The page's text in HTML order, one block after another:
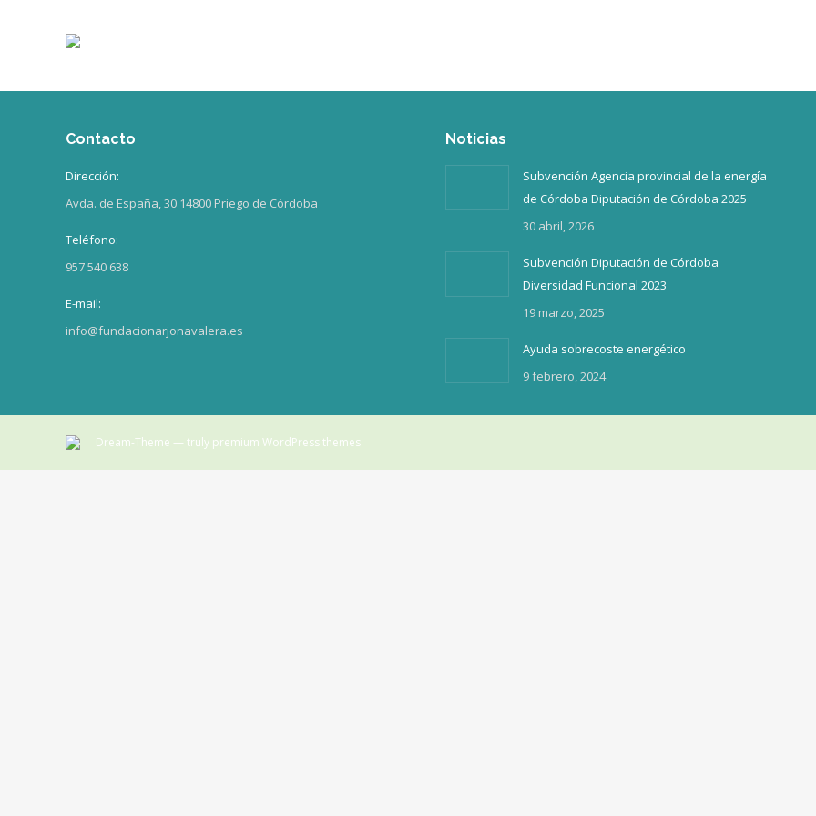
Contacto
Dirección:
Avda. de España, 30 14800 Priego de Córdoba
Teléfono:
957 540 638
E-mail:
info@fundacionarjonavalera.es
Noticias
Subvención Agencia provincial de la energía
de Córdoba Diputación de Córdoba 2025
30 abril, 2026
Subvención Diputación de Córdoba
Diversidad Funcional 2023
19 marzo, 2025
Ayuda sobrecoste energético
9 febrero, 2024
Dream-Theme — truly premium WordPress themes